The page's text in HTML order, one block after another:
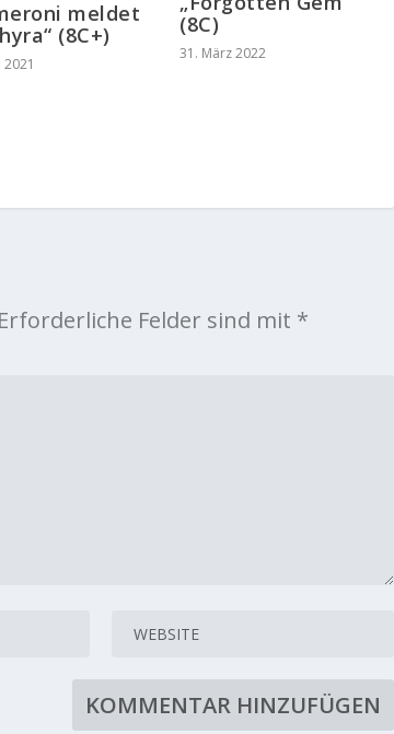
meldet
(8C+)
(8C)
31. März 2022
Erforderliche Felder sind mit *